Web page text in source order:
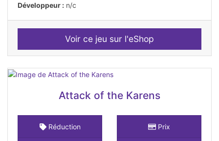
Développeur : n/c
Voir ce jeu sur l'eShop
Attack of the Karens
Réduction Prix